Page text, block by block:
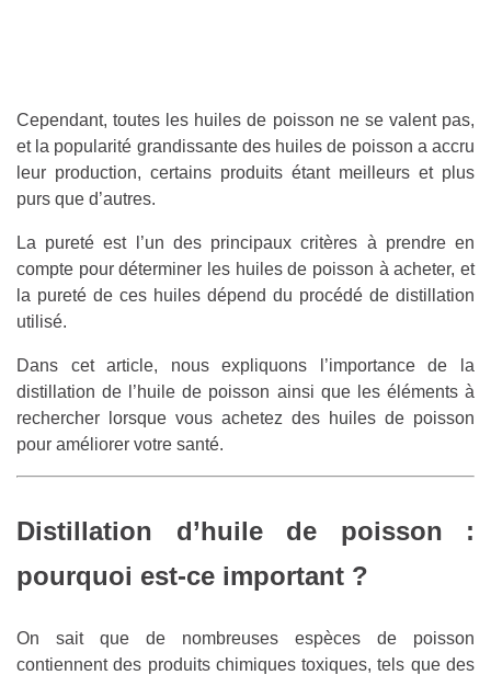
Cependant, toutes les huiles de poisson ne se valent pas,
et la popularité grandissante des huiles de poisson a accru
leur production, certains produits étant meilleurs et plus
purs que d’autres.
La pureté est l’un des principaux critères à prendre en
compte pour déterminer les huiles de poisson à acheter, et
la pureté de ces huiles dépend du procédé de distillation
utilisé.
Dans cet article, nous expliquons l’importance de la
distillation de l’huile de poisson ainsi que les éléments à
rechercher lorsque vous achetez des huiles de poisson
pour améliorer votre santé.
Distillation d’huile de poisson :
pourquoi est-ce important ?
On sait que de nombreuses espèces de poisson
contiennent des produits chimiques toxiques, tels que des